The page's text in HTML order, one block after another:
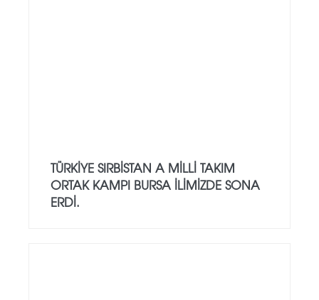
TÜRKİYE SIRBİSTAN A MİLLİ TAKIM
ORTAK KAMPI BURSA İLİMİZDE SONA
ERDİ.